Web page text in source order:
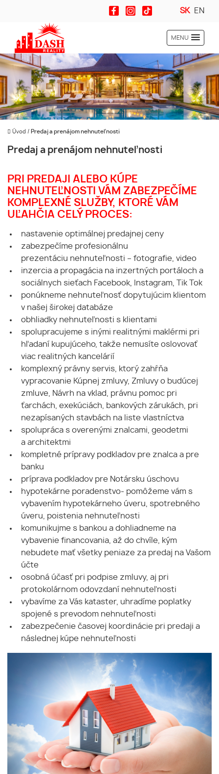
SK EN
MENU
Úvod / Predaj a prenájom nehnuteľnosti
Predaj a prenájom nehnuteľnosti
PRI PREDAJI ALEBO KÚPE
NEHNUTEĽNOSTI VÁM ZABEZPEČÍME
KOMPLEXNÉ SLUŽBY, KTORÉ VÁM
UĽAHČIA CELÝ PROCES:
nastavenie optimálnej predajnej ceny
zabezpečíme profesionálnu
prezentáciu nehnuteľnosti – fotografie, video
inzercia a propagácia na inzertných portáloch a
sociálnych sieťach Facebook, Instagram, Tik Tok
ponúkneme nehnuteľnosť dopytujúcim klientom
v našej širokej databáze
obhliadky nehnuteľnosti s klientami
spolupracujeme s inými realitnými maklérmi pri
hľadaní kupujúceho, takže nemusíte oslovovať
viac realitných kancelárií
komplexný právny servis, ktorý zahŕňa
vypracovanie Kúpnej zmluvy, Zmluvy o budúcej
zmluve, Návrh na vklad, právnu pomoc pri
ťarchách, exekúciách, bankových zárukách, pri
nezapísaných stavbách na liste vlastníctva
spolupráca s overenými znalcami, geodetmi
a architektmi
kompletné prípravy podkladov pre znalca a pre
banku
príprava podkladov pre Notársku úschovu
hypotekárne poradenstvo- pomôžeme vám s
vybavením hypotekárneho úveru, spotrebného
úveru, poistenia nehnuteľnosti
komunikujme s bankou a dohliadneme na
vybavenie financovania, až do chvíle, kým
nebudete mať všetky peniaze za predaj na Vašom
účte
osobná účasť pri podpise zmluvy, aj pri
protokolárnom odovzdaní nehnuteľnosti
vybavíme za Vás kataster, uhradíme poplatky
spojené s prevodom nehnuteľnosti
zabezpečenie časovej koordinácie pri predaji a
následnej kúpe nehnuteľnosti